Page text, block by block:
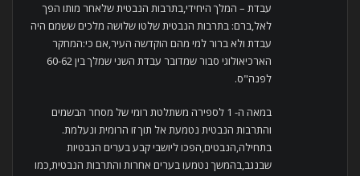
עבדת – המלך היחידי,בתרבות הנבטית שלאחר מותו הפך
לאל,ברם: בתרבות הנבטית שלטו שלושה מלכים ששמם היה
עבדת ולא ברור למי מהם הוקדשה העיר,אם כי:המחקר
הארכיאולוגי סבור שמדובר עבדת השני שמלך בין 60-62
לפנה"ס.
במאה ה- 1 לספירה משתלטת רומי של מסחר הבשמים
והתרבות הנבטית נטמעת אל תוך זו הרומית ונעלמת.
בתחילה,הנבטים,הפכו ליושבי קבע בערים הנבטיות
שבנגב,בהמשך נטמעו בערים אחרות והתרבות הנבטית,כמו